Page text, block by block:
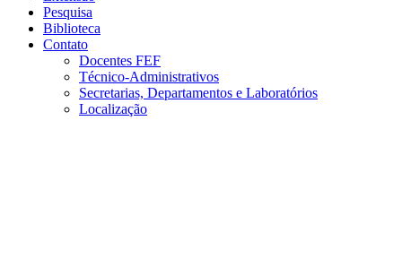
Pesquisa
Biblioteca
Contato
Docentes FEF
Técnico-Administrativos
Secretarias, Departamentos e Laboratórios
Localização